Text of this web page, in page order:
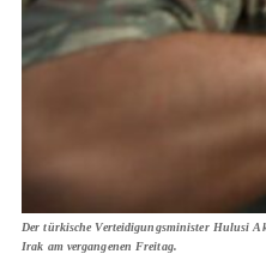
Der türkische Verteidigungsminister Hulusi
Irak am vergangenen Freitag.